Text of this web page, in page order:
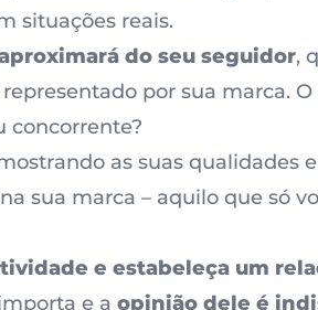
situações reais.
do seu seguidor,
por sua marca.
concorrente?
as suas qualidades
sua marca – aquilo que só
e estabeleça um
e a opinião dele é